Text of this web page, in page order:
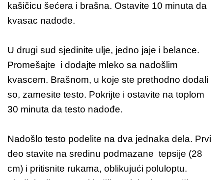
kašičicu šećera i brašna. Ostavite 10 minuta da
kvasac nadođe.
U drugi sud sjedinite ulje, jedno jaje i belance.
Promešajte i dodajte mleko sa nadošlim
kvascem. Brašnom, u koje ste prethodno dodali
so, zamesite testo. Pokrijte i ostavite na toplom
30 minuta da testo nadođe.
Nadošlo testo podelite na dva jednaka dela. Prvi
deo stavite na sredinu podmazane tepsije (28
cm) i pritisnite rukama, oblikujući poluloptu.